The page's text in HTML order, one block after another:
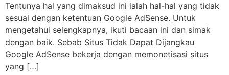
Tentunya hal yang dimaksud ini ialah hal-hal yang tidak
sesuai dengan ketentuan Google AdSense. Untuk
mengetahui selengkapnya, ikuti bacaan ini dan simak
dengan baik. Sebab Situs Tidak Dapat Dijangkau
Google AdSense bekerja dengan memonetisasi situs
yang […]